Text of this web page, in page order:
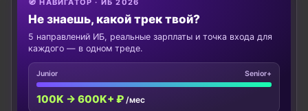
🧭 НАВИГАТОР · ИБ 2026
Не знаешь, какой трек твой?
5 направлений ИБ, реальные зарплаты и точка входа для
каждого — в одном треде.
Junior Senior+
100K → 600K+ ₽ /мес